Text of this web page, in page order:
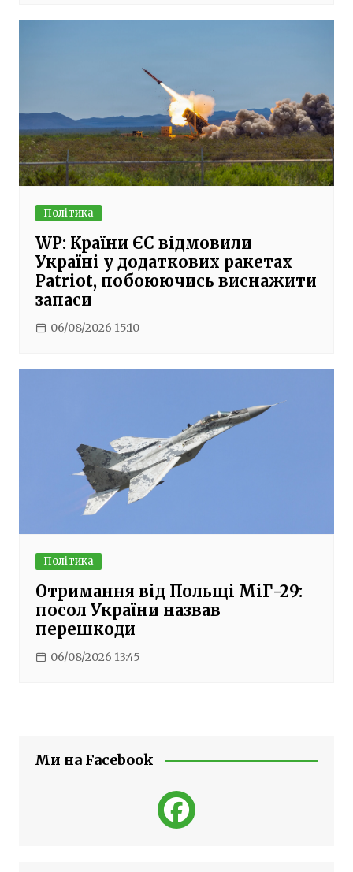
Політика
WP: Країни ЄС відмовили
Україні у додаткових ракетах
Patriot, побоюючись виснажити
запаси
06/08/2026 15:10
Політика
Отримання від Польщі МіГ-29:
посол України назвав
перешкоди
06/08/2026 13:45
Ми на Facebook